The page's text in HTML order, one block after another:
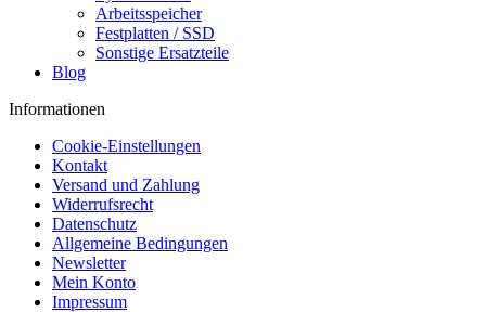
Arbeitsspeicher
Festplatten / SSD
Sonstige Ersatzteile
Blog
Informationen
Cookie-Einstellungen
Kontakt
Versand und Zahlung
Widerrufsrecht
Datenschutz
Allgemeine Bedingungen
Newsletter
Mein Konto
Impressum